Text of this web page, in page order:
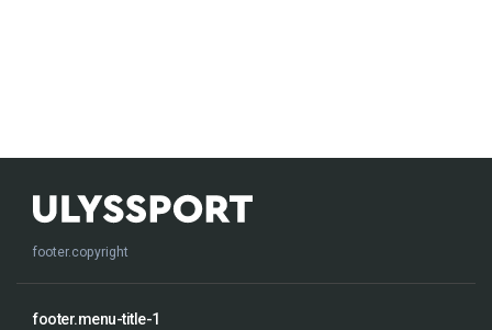
footer.copyright
footer.menu-title-1